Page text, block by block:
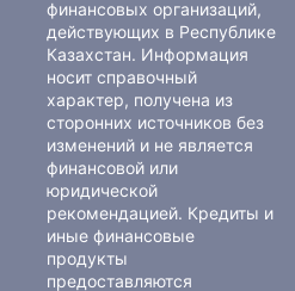
финансовых организаций,
действующих в Республике
Казахстан. Информация
носит справочный
характер, получена из
сторонних источников без
изменений и не является
финансовой или
юридической
рекомендацией. Кредиты и
иные финансовые
продукты
предоставляются